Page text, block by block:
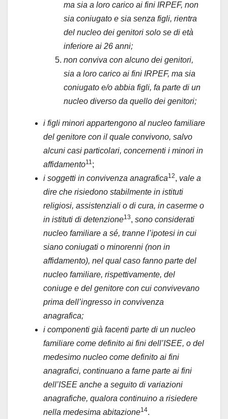
ma sia a loro carico ai fini IRPEF, non
sia coniugato e sia senza figli, rientra
del nucleo dei genitori solo se di età
inferiore ai 26 anni;
non conviva con alcuno dei genitori,
sia a loro carico ai fini IRPEF, ma sia
coniugato e/o abbia figli, fa parte di un
nucleo diverso da quello dei genitori;
i figli minori appartengono al nucleo familiare
del genitore con il quale convivono, salvo
alcuni casi particolari, concernenti i minori in
affidamento11;
i soggetti in convivenza anagrafica12, vale a
dire che risiedono stabilmente in istituti
religiosi, assistenziali o di cura, in caserme o
in istituti di detenzione13, sono considerati
nucleo familiare a sé, tranne l’ipotesi in cui
siano coniugati o minorenni (non in
affidamento), nel qual caso fanno parte del
nucleo familiare, rispettivamente, del
coniuge e del genitore con cui convivevano
prima dell’ingresso in convivenza
anagrafica;
i componenti già facenti parte di un nucleo
familiare come definito ai fini dell’ISEE, o del
medesimo nucleo come definito ai fini
anagrafici, continuano a farne parte ai fini
dell’ISEE anche a seguito di variazioni
anagrafiche, qualora continuino a risiedere
nella medesima abitazione14.